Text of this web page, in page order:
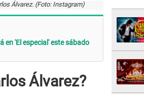
Álvarez. (Foto: Instagram)
en 'El especial' este sábado
Álvarez?